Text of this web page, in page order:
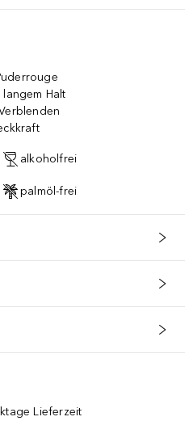
Halt
alkoholfrei
palmöl-frei
Lieferzeit